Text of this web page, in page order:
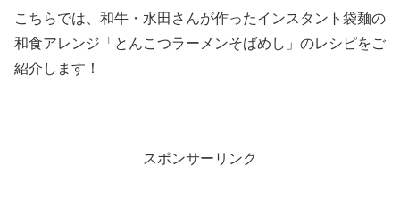
こちらでは、和牛・水田さんが作ったインスタント袋麺の
和食アレンジ「とんこつラーメンそばめし」のレシピをご
紹介します！
スポンサーリンク